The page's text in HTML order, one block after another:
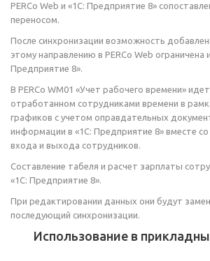
PERCo Web и «1С: Предприятие 8»
переносом.
После синхронизации возможность
этому направлению в PERCo Web ограничена
Предприятие 8».
В PERCo WM01 «Учет рабочего времени»
отработанном сотрудниками времени в
графиков с учетом оправдательных
информации в «1С: Предприятие 8» вместе
входа и выхода сотрудников.
Составление табеля и расчет зарплаты
«1С: Предприятие 8».
При редактировании данных они будут
последующий синхронизации.
Использование в